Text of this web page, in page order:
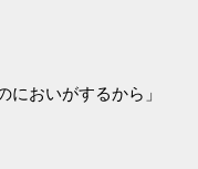
おいがするから」